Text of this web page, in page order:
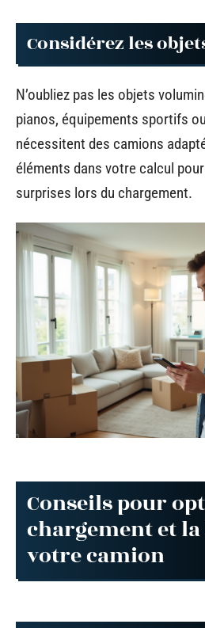
Considérez les
N’oubliez pas les objets
pianos, équipements sportifs
nécessitent des camions
éléments dans votre calcul
surprises lors du chargement.
Conseils pour
chargement et
votre camion